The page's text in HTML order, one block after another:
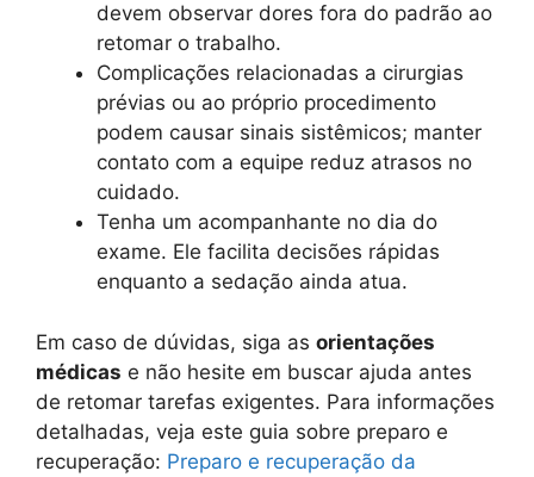
devem observar dores fora do padrão ao
retomar o trabalho.
Complicações relacionadas a cirurgias
prévias ou ao próprio procedimento
podem causar sinais sistêmicos; manter
contato com a equipe reduz atrasos no
cuidado.
Tenha um acompanhante no dia do
exame. Ele facilita decisões rápidas
enquanto a sedação ainda atua.
Em caso de dúvidas, siga as orientações
médicas e não hesite em buscar ajuda antes
de retomar tarefas exigentes. Para informações
detalhadas, veja este guia sobre preparo e
recuperação: Preparo e recuperação da